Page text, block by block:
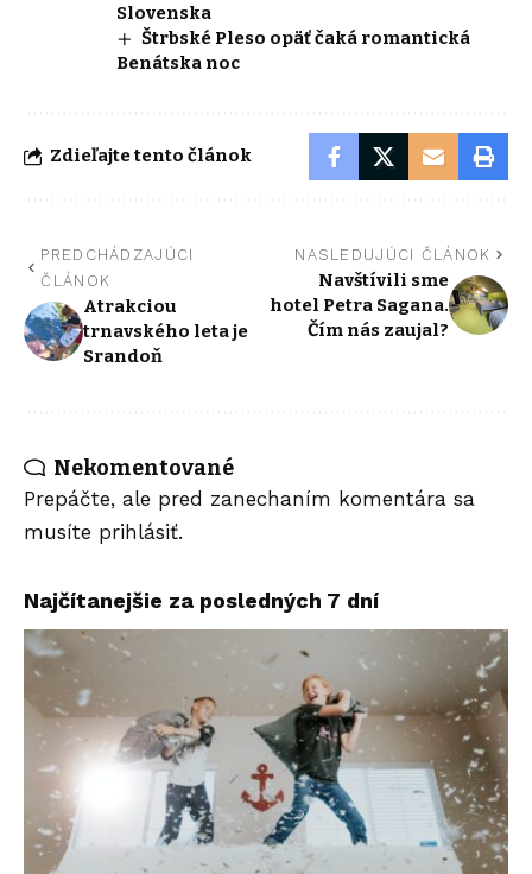
Slovenska
Štrbské Pleso opäť čaká romantická
Benátska noc
Zdieľajte tento článok
PREDCHÁDZAJÚCI
ČLÁNOK
Atrakciou
trnavského leta je
Srandoň
NASLEDUJÚCI ČLÁNOK
Navštívili sme
hotel Petra Sagana.
Čím nás zaujal?
Nekomentované
Prepáčte, ale pred zanechaním komentára sa
musíte prihlásiť.
Najčítanejšie za posledných 7 dní